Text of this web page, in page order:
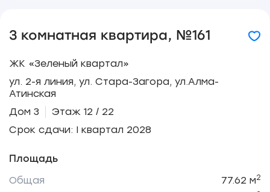
3 комнатная квартира, №161
ЖК «Зеленый квартал»
ул. 2-я линия, ул. Стара-Загора, ул.Алма-
Атинская
Дом 3
Этаж 12 / 22
Срок сдачи: I квартал 2028
Площадь
Общая
77.62 м2